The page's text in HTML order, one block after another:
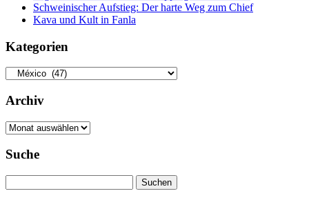
Schweinischer Aufstieg: Der harte Weg zum Chief
Kava und Kult in Fanla
Kategorien
Archiv
Archiv
Suche
nach: